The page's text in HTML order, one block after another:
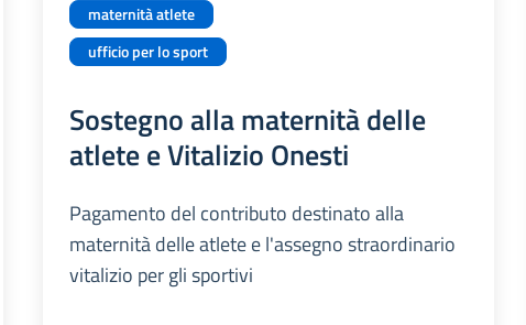
maternità atlete
ufficio per lo sport
Sostegno alla maternità delle
atlete e Vitalizio Onesti
Pagamento del contributo destinato alla
maternità delle atlete e l'assegno straordinario
vitalizio per gli sportivi